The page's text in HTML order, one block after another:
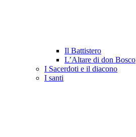
Il Battistero
L’Altare di don Bosco
I Sacerdoti e il diacono
I santi